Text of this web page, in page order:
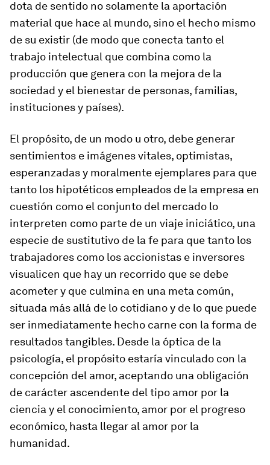
dota de sentido no solamente la aportación
material que hace al mundo, sino el hecho mismo
de su existir (de modo que conecta tanto el
trabajo intelectual que combina como la
producción que genera con la mejora de la
sociedad y el bienestar de personas, familias,
instituciones y países).
El propósito, de un modo u otro, debe generar
sentimientos e imágenes vitales, optimistas,
esperanzadas y moralmente ejemplares para que
tanto los hipotéticos empleados de la empresa en
cuestión como el conjunto del mercado lo
interpreten como parte de un viaje iniciático, una
especie de sustitutivo de la fe para que tanto los
trabajadores como los accionistas e inversores
visualicen que hay un recorrido que se debe
acometer y que culmina en una meta común,
situada más allá de lo cotidiano y de lo que puede
ser inmediatamente hecho carne con la forma de
resultados tangibles. Desde la óptica de la
psicología, el propósito estaría vinculado con la
concepción del amor, aceptando una obligación
de carácter ascendente del tipo amor por la
ciencia y el conocimiento, amor por el progreso
económico, hasta llegar al amor por la
humanidad.